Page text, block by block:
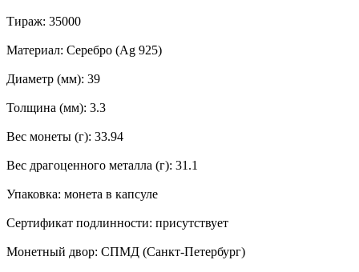
Тираж: 35000
Материал: Серебро (Ag 925)
Диаметр (мм): 39
Толщина (мм): 3.3
Вес монеты (г): 33.94
Вес драгоценного металла (г): 31.1
Упаковка: монета в капсуле
Сертификат подлинности: присутствует
Монетный двор: СПМД (Санкт-Петербург)